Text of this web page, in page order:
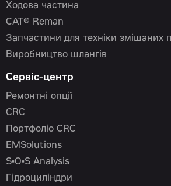
Ходова частина
CAT® Reman
Запчастини для техніки змішаних
Виробництво шлангів
Сервіс-центр
Ремонтні опції
CRC
Портфоліо CRC
EMSolutions
S•O•S Analysis
Гідроциліндри